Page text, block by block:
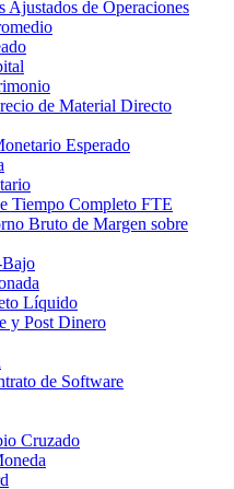
de Operaciones
de Material Directo
Esperado
Tiempo Completo FTE
Bruto de Margen sobre
Líquido
y Post Dinero
de Software
Cruzado